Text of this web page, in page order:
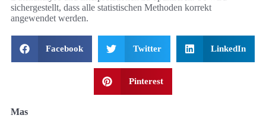
sichergestellt, dass alle statistischen Methoden korrekt
angewendet werden.
Facebook Twitter LinkedIn
Pinterest
Mas